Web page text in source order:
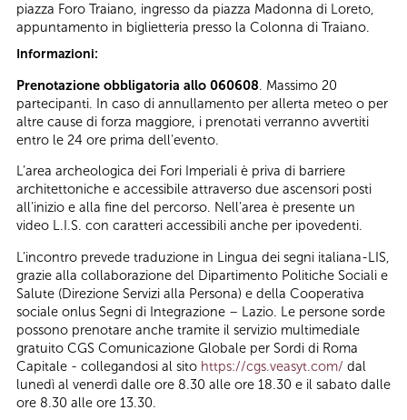
piazza Foro Traiano, ingresso da piazza Madonna di Loreto,
appuntamento in biglietteria presso la Colonna di Traiano.
Informazioni:
Prenotazione obbligatoria allo 060608. Massimo 20
partecipanti. In caso di annullamento per allerta meteo o per
altre cause di forza maggiore, i prenotati verranno avvertiti
entro le 24 ore prima dell'evento.
L’area archeologica dei Fori Imperiali è priva di barriere
architettoniche e accessibile attraverso due ascensori posti
all’inizio e alla fine del percorso. Nell’area è presente un
video L.I.S. con caratteri accessibili anche per ipovedenti.
L’incontro prevede traduzione in Lingua dei segni italiana-LIS,
grazie alla collaborazione del Dipartimento Politiche Sociali e
Salute (Direzione Servizi alla Persona) e della Cooperativa
sociale onlus Segni di Integrazione – Lazio. Le persone sorde
possono prenotare anche tramite il servizio multimediale
gratuito CGS Comunicazione Globale per Sordi di Roma
Capitale - collegandosi al sito https://cgs.veasyt.com/ dal
lunedì al venerdì dalle ore 8.30 alle ore 18.30 e il sabato dalle
ore 8.30 alle ore 13.30.